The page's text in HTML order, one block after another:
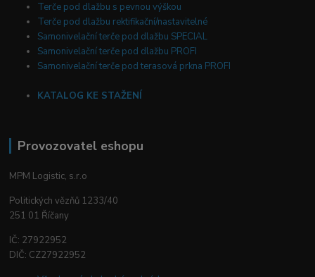
Terče pod dlažbu s pevnou výškou
Terče pod dlažbu rektifikační/nastavitelné
Samonivelační terče pod dlažbu SPECIAL
Samonivelační terče pod dlažbu PROFI
Samonivelační terče pod terasová prkna PROFI
KATALOG KE STAŽENÍ
Provozovatel eshopu
MPM Logistic, s.r.o
Politických vězňů 1233/40
251 01 Říčany
IČ: 27922952
DIČ: CZ27922952